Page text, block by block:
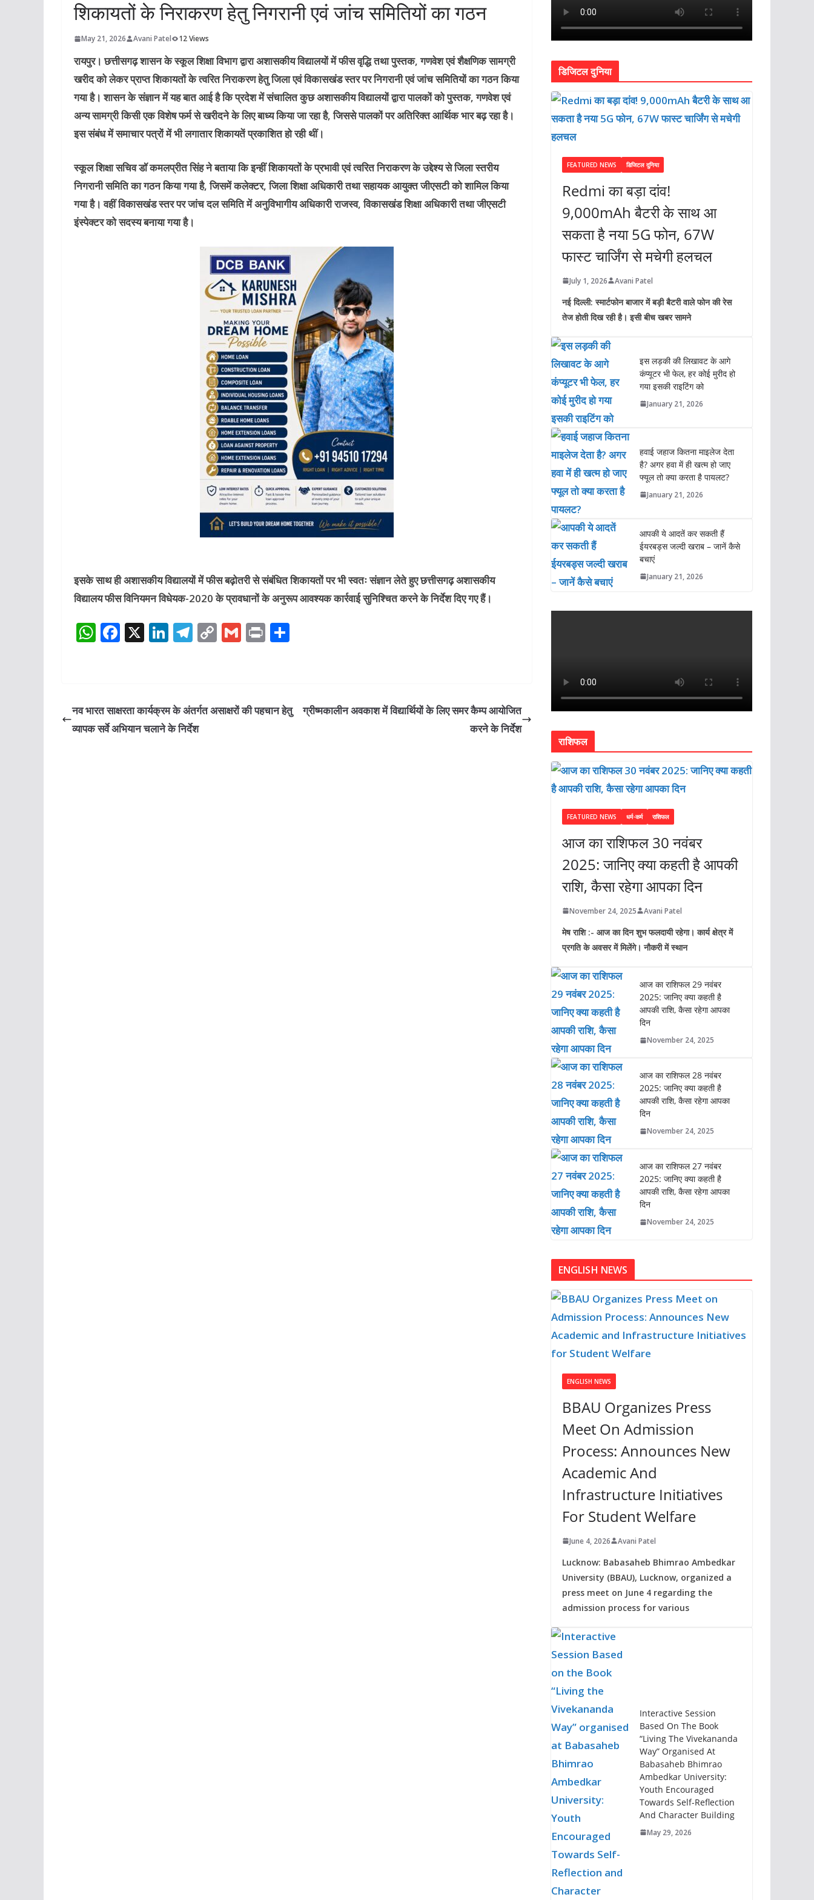
शिकायतों के निराकरण हेतु निगरानी एवं जांच समितियों का गठन
May 21, 2026 Avani Patel 12 Views
रायपुर।छत्तीसगढ़ शासन के स्कूल शिक्षा विभाग द्वारा अशासकीय विद्यालयों में फीस वृद्धि तथा पुस्तक, गणवेश एवं शैक्षणिक सामग्री
खरीद को लेकर प्राप्त शिकायतों के त्वरित निराकरण हेतु जिला एवं विकासखंड स्तर पर निगरानी एवं जांच समितियों का गठन किया
गया है। शासन के संज्ञान में यह बात आई है कि प्रदेश में संचालित कुछ अशासकीय विद्यालयों द्वारा पालकों को पुस्तक, गणवेश एवं
अन्य सामग्री किसी एक विशेष फर्म से खरीदने के लिए बाध्य किया जा रहा है, जिससे पालकों पर अतिरिक्त आर्थिक भार बढ़ रहा है।
इस संबंध में समाचार पत्रों में भी लगातार शिकायतें प्रकाशित हो रही थीं।
स्कूल शिक्षा सचिव डॉ कमलप्रीत सिंह ने बताया कि इन्हीं शिकायतों के प्रभावी एवं त्वरित निराकरण के उद्देश्य से जिला स्तरीय
निगरानी समिति का गठन किया गया है, जिसमें कलेक्टर, जिला शिक्षा अधिकारी तथा सहायक आयुक्त जीएसटी को शामिल किया
गया है। वहीं विकासखंड स्तर पर जांच दल समिति में अनुविभागीय अधिकारी राजस्व, विकासखंड शिक्षा अधिकारी तथा जीएसटी
इंस्पेक्टर को सदस्य बनाया गया है।
इसके साथ ही अशासकीय विद्यालयों में फीस बढ़ोतरी से संबंधित शिकायतों पर भी स्वतः संज्ञान लेते हुए छत्तीसगढ़ अशासकीय
विद्यालय फीस विनियमन विधेयक-2020 के प्रावधानों के अनुरूप आवश्यक कार्रवाई सुनिश्चित करने के निर्देश दिए गए हैं।
W
A
p
F
b
o
X Li
dI
n
T
ra
m
C
Li
G P
नव भारत साक्षरता कार्यक्रम के अंतर्गत असाक्षरों की पहचान हेतु
व्यापक सर्वे अभियान चलाने के निर्देश
ग्रीष्मकालीन अवकाश में विद्यार्थियों के लिए समर कैम्प आयोजित
करने के निर्देश
डिजिटल दुनिया
FEATURED NEWS डिजिटल दुनिया
Redmi का बड़ा दांव!
9,000mAh बैटरी के साथ आ
सकता है नया 5G फोन, 67W
फास्ट चार्जिंग से मचेगी हलचल
July 1, 2026 Avani Patel
नई दिल्ली: स्मार्टफोन बाजार में बड़ी बैटरी वाले फोन की रेस
तेज होती दिख रही है। इसी बीच खबर सामने
इस लड़की की लिखावट के आगे
कंप्यूटर भी फेल, हर कोई मुरीद हो
गया इसकी राइटिंग को
January 21, 2026
हवाई जहाज कितना माइलेज देता
है? अगर हवा में ही खत्म हो जाए
फ्यूल तो क्या करता है पायलट?
January 21, 2026
आपकी ये आदतें कर सकती हैं
ईयरबड्स जल्दी खराब – जानें कैसे
बचाएं
January 21, 2026
राशिफल
FEATURED NEWS धर्म-कर्म राशिफल
आज का राशिफल 30 नवंबर
2025: जानिए क्या कहती है आपकी
राशि, कैसा रहेगा आपका दिन
November 24, 2025 Avani Patel
मेष राशि :- आज का दिन शुभ फलदायी रहेगा। कार्य क्षेत्र में
प्रगति के अवसर में मिलेंगे। नौकरी में स्थान
आज का राशिफल 29 नवंबर
2025: जानिए क्या कहती है
आपकी राशि, कैसा रहेगा आपका
दिन
November 24, 2025
आज का राशिफल 28 नवंबर
2025: जानिए क्या कहती है
आपकी राशि, कैसा रहेगा आपका
दिन
November 24, 2025
आज का राशिफल 27 नवंबर
2025: जानिए क्या कहती है
आपकी राशि, कैसा रहेगा आपका
दिन
November 24, 2025
ENGLISH NEWS
ENGLISH NEWS
BBAU Organizes Press
Meet On Admission
Process: Announces New
Academic And
Infrastructure Initiatives
For Student Welfare
June 4, 2026 Avani Patel
Lucknow: Babasaheb Bhimrao Ambedkar
University (BBAU), Lucknow, organized a
press meet on June 4 regarding the
admission process for various
Interactive Session
Based On The Book
“Living The Vivekananda
Way” Organised At
Babasaheb Bhimrao
Ambedkar University:
Youth Encouraged
Towards Self-Reflection
And Character Building
May 29, 2026